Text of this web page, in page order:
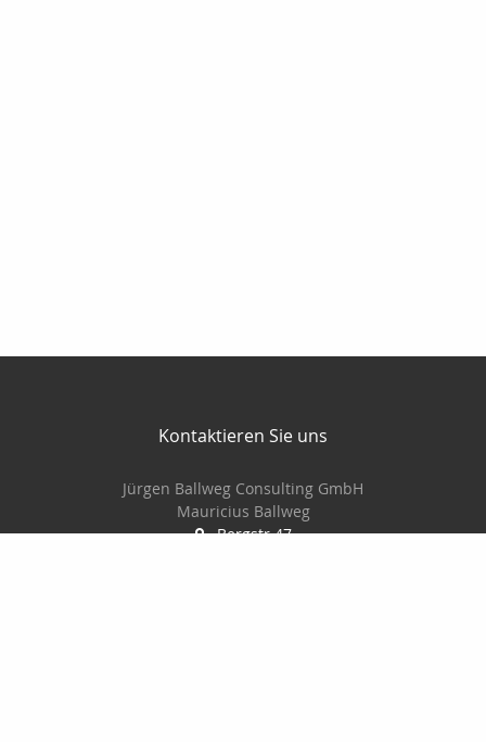
Kontaktieren Sie uns
Jürgen Ballweg Consulting GmbH
Mauricius Ballweg
Bergstr.47